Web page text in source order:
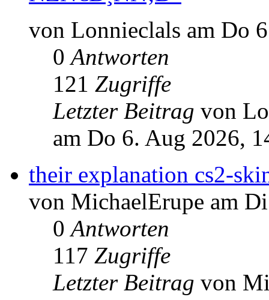
von Lonnieclals am Do
0Antworten
121 Zugriffe
Letzter Beitrag von
am Do 6. Aug 2026,
their explanation cs2-
von MichaelErupe am
0Antworten
117 Zugriffe
Letzter Beitrag von